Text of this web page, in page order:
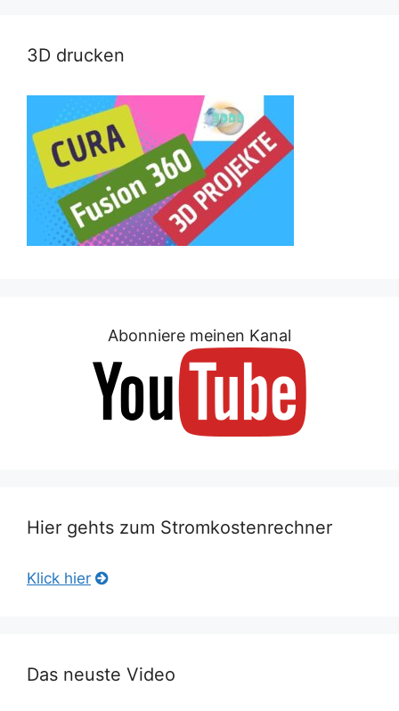
3D drucken
Abonniere meinen Kanal
Hier gehts zum Stromkostenrechner
Klick hier
Das neuste Video